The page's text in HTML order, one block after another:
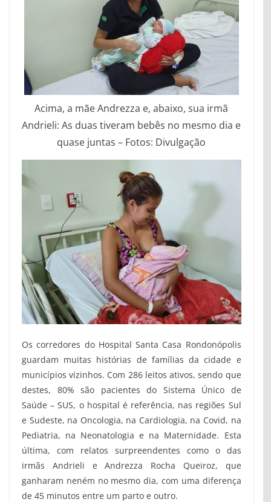
Acima, a mãe Andrezza e, abaixo, sua irmã
Andrieli: As duas tiveram bebês no mesmo dia e
quase juntas – Fotos: Divulgação
Os corredores do Hospital Santa Casa Rondonópolis
guardam muitas histórias de famílias da cidade e
municípios vizinhos. Com 286 leitos ativos, sendo que
destes, 80% são pacientes do Sistema Único de
Saúde – SUS, o hospital é referência, nas regiões Sul
e Sudeste, na Oncologia, na Cardiologia, na Covid, na
Pediatria, na Neonatologia e na Maternidade. Esta
última, com relatos surpreendentes como o das
irmãs Andrieli e Andrezza Rocha Queiroz, que
ganharam neném no mesmo dia, com uma diferença
de 45 minutos entre um parto e outro.